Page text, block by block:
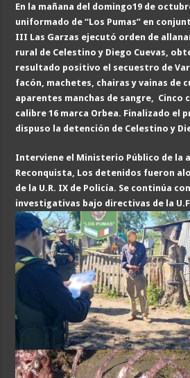
En la mañana del domingo19 de
uniformado de “Los Pumas” en
III Las Garzas ejecutó orden de
rural de Celestino y Diego Cuevas,
resultado positivo el secuestro de
facón, machetes, chairas y vainas de
aparentes manchas de sangre, Cinco
calibre 16 marca Orbea. Finalizado el
dispuso la detención de Celestino y
Interviene el Ministerio Público de la
Reconquista, Los detenidos fueron
de la U.R. IX de Policía. Se continúa
investigativas bajo directivas de la